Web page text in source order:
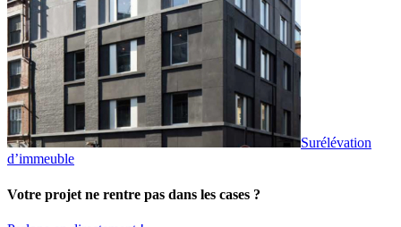
Surélévation
d’immeuble
Votre projet ne rentre pas dans les cases ?